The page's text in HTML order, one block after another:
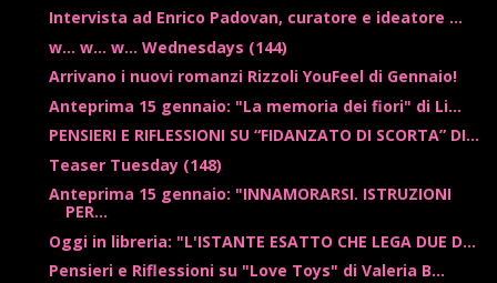
Intervista ad Enrico Padovan, curatore e ideatore ...
w... w... w... Wednesdays (144)
Arrivano i nuovi romanzi Rizzoli YouFeel di Gennaio!
Anteprima 15 gennaio: "La memoria dei fiori" di Li...
PENSIERI E RIFLESSIONI SU “FIDANZATO DI SCORTA” DI...
Teaser Tuesday (148)
Anteprima 15 gennaio: "INNAMORARSI. ISTRUZIONI
PER...
Oggi in libreria: "L'ISTANTE ESATTO CHE LEGA DUE D...
Pensieri e Riflessioni su "Love Toys" di Valeria B...